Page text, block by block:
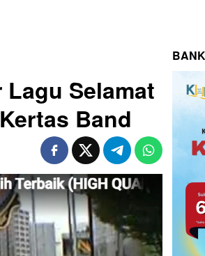
Selamat
Band